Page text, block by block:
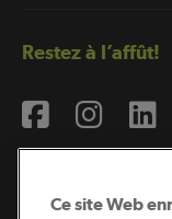
Restez à l’affût!
Ce site Web